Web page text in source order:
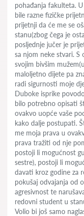
pohađanja fakulteta.
bile razne fizičke
prijetnji da će me se
stanu(zbog čega je
posljednje jučer je
sa njom neke stvari. S
svojim bivšim
maloljetno dijete pa
radi sigurnosti moje
Duboke isprike
bilo potrebno opisati
ovakvo uopće vaše
kako dalje postupati.
me moja prava u
prava tražiti od nje
postoji li mogućnost
sestre), postoji li
davati kroz godine za
pokušaj odvajanja od
agresivnost te
redovni student u
Volio bi još samo